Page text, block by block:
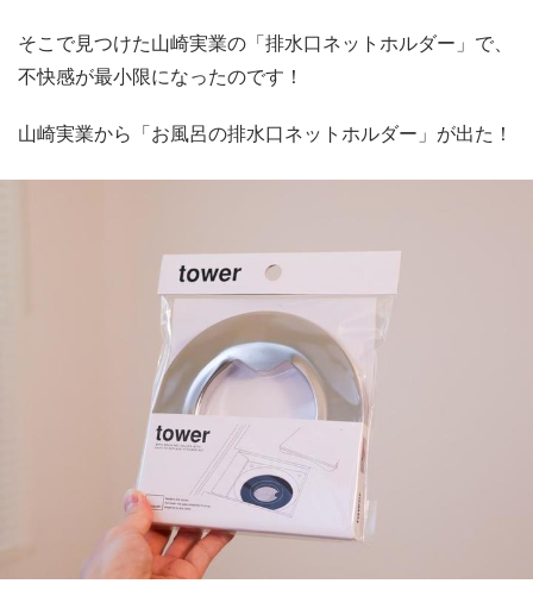
そこで見つけた山崎実業の「排水口ネットホルダー」で、
不快感が最小限になったのです！
山崎実業から「お風呂の排水口ネットホルダー」が出た！